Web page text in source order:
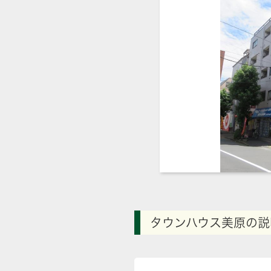
タウンハウス美原の